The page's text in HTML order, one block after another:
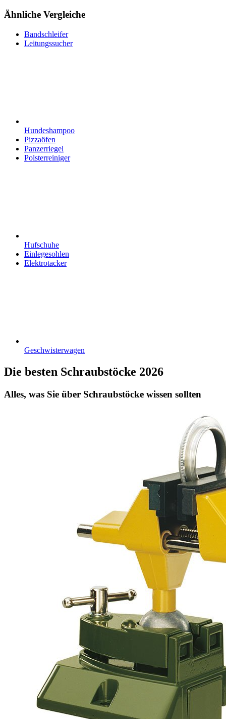
Ähnliche Vergleiche
Bandschleifer
Leitungssucher
Hundeshampoo
Pizzaöfen
Panzerriegel
Polsterreiniger
Hufschuhe
Einlegesohlen
Elektrotacker
Geschwisterwagen
Die besten Schraubstöcke 2026
Alles, was Sie über Schraubstöcke wissen sollten